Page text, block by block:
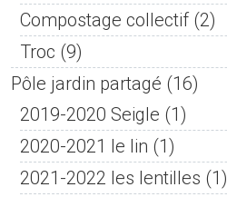
Compostage collectif(2)
Troc (9)
Pôle jardin partagé (16)
2019-2020 Seigle (1)
2020-2021 le lin (1)
2021-2022 les lentilles (1)